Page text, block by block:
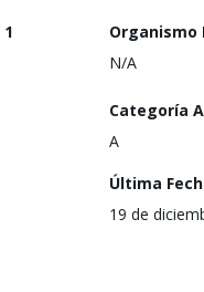
1
Organismo
N/A
Categoría
A
Última
19 de